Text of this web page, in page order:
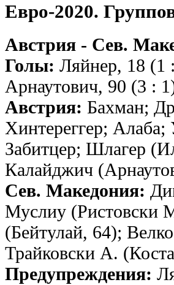
Евро-2020.
Австрия - Сев.
Голы: Ляйнер, 18 (1
Арнаутович, 90 (3 :
Австрия: Бахман;
Хинтереггер;
Забитцер; Шлагер
Калайджич
Сев. Македония:
Муслиу (Ристовски
(Бейтулай, 64);
Трайковски А.
Предупреждения: